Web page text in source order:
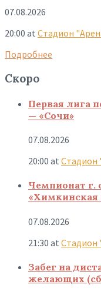
07.08.2026
20:00 at Стадион
Подробнее
Скоро
Первая лига
— «Сочи»
07.08.2026
20:00 at Стадион
Чемпионат г.
«Химкинская
07.08.2026
21:30 at Стадион
Забег на
желающих